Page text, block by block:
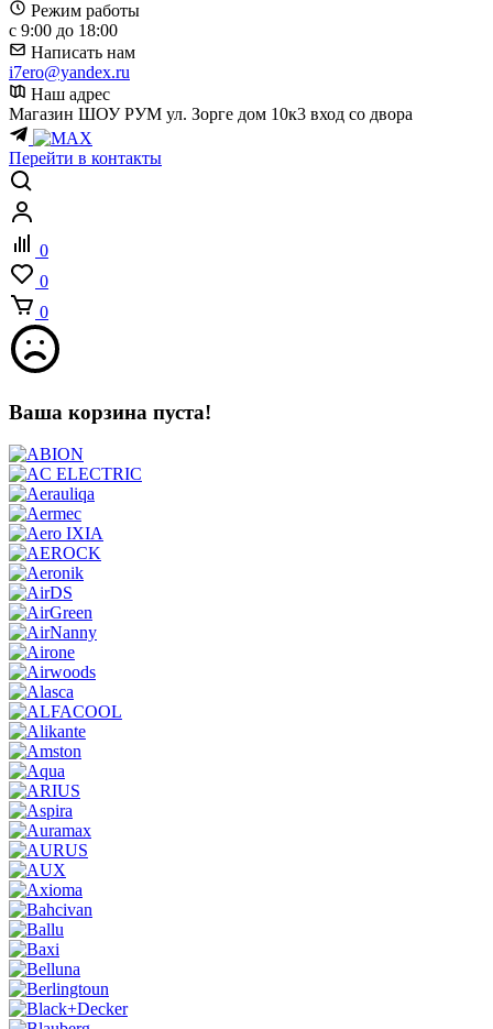
Режим работы
с 9:00 до 18:00
Написать нам
i7ero@yandex.ru
Наш адрес
Магазин ШОУ РУМ ул. Зорге дом 10к3 вход со двора
Перейти в контакты
0
0
0
Ваша корзина пуста!